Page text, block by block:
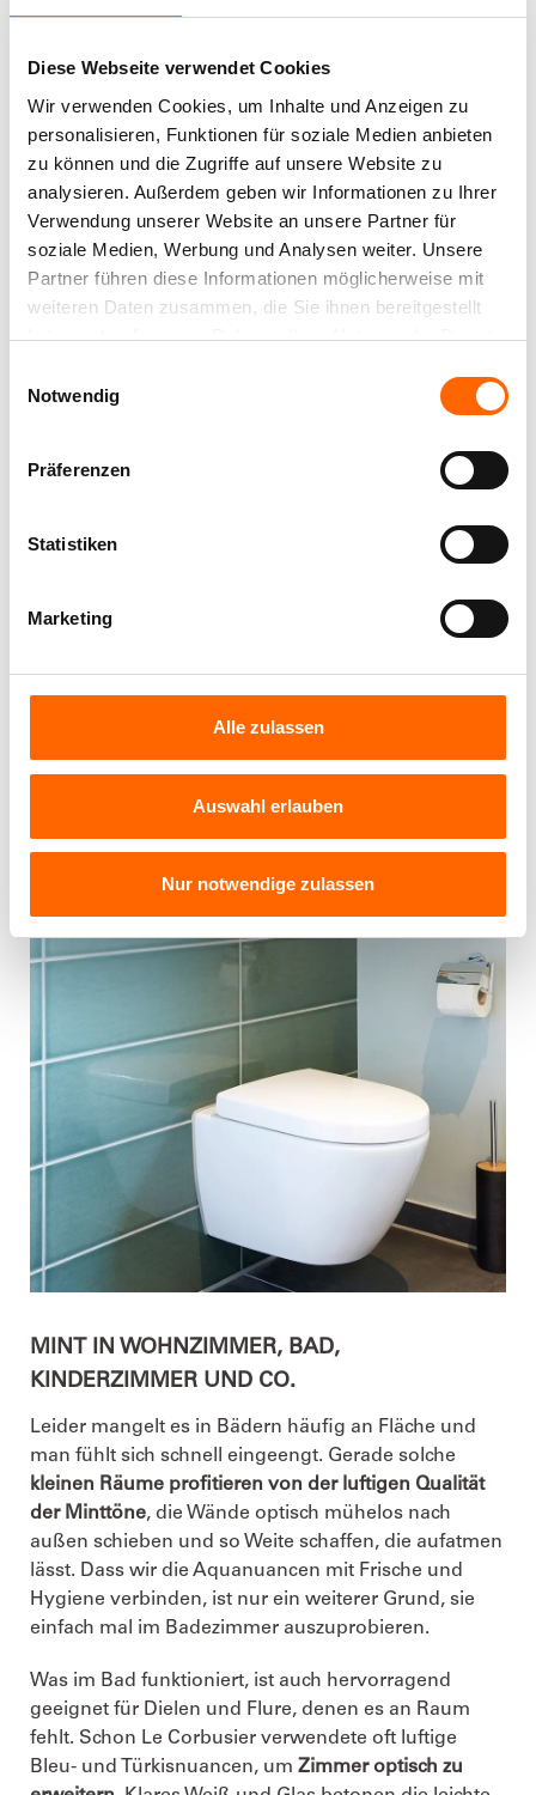
Diese Webseite verwendet Cookies
Wir verwenden Cookies, um Inhalte und Anzeigen zu
personalisieren, Funktionen für soziale Medien anbieten
zu können und die Zugriffe auf unsere Website zu
analysieren. Außerdem geben wir Informationen zu Ihrer
Verwendung unserer Website an unsere Partner für
soziale Medien, Werbung und Analysen weiter. Unsere
Partner führen diese Informationen möglicherweise mit
weiteren Daten zusammen, die Sie ihnen bereitgestellt
haben oder die sie im Rahmen Ihrer Nutzung der Dienste
Notwendig
Präferenzen
Statistiken
Marketing
Alle zulassen
Auswahl erlauben
Nur notwendige zulassen
Auch untereinander harmonieren die blassen
Blaugrüntöne von Aquamarin bis Pfefferminz
mühelos.Also, bei all den hübschen Minttönen –
warum sich auf einen festlegen? Kombinieren Sie
doch einfach zwei bis drei verschiedene Nuancen an
einer Wand mit strahlendem Weiß und in
unterstreichen.
MINT IN WOHNZIMMER, BAD,
KINDERZIMMER UND CO.
Leider mangelt es in Bädern häufig an Fläche und
man fühlt sich schnell eingeengt. Gerade solche
kleinen Räume profitieren von der luftigen Qualität
der Minttöne, die Wände optisch mühelos nach
außen schieben und so Weite schaffen, die aufatmen
lässt. Dass wir die Aquanuancen mit Frische und
Hygiene verbinden, ist nur ein weiterer Grund, sie
einfach mal im Badezimmer auszuprobieren.
Was im Bad funktioniert, ist auch hervorragend
geeignet für Dielen und Flure, denen es an Raum
fehlt. Schon Le Corbusier verwendete oft luftige
Bleu- und Türkisnuancen, um Zimmer optisch zu